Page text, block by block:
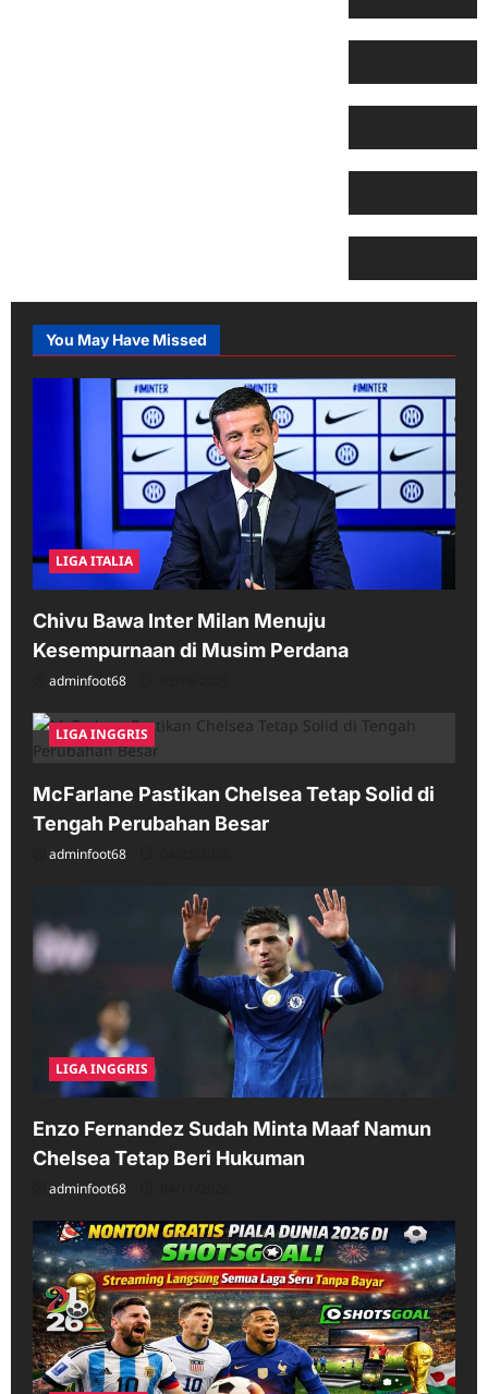
You May Have Missed
LIGA ITALIA
Chivu Bawa Inter Milan Menuju
Kesempurnaan di Musim Perdana
adminfoot68
LIGA INGGRIS
McFarlane Pastikan Chelsea Tetap Solid di
Tengah Perubahan Besar
adminfoot68
LIGA INGGRIS
Enzo Fernandez Sudah Minta Maaf Namun
Chelsea Tetap Beri Hukuman
adminfoot68